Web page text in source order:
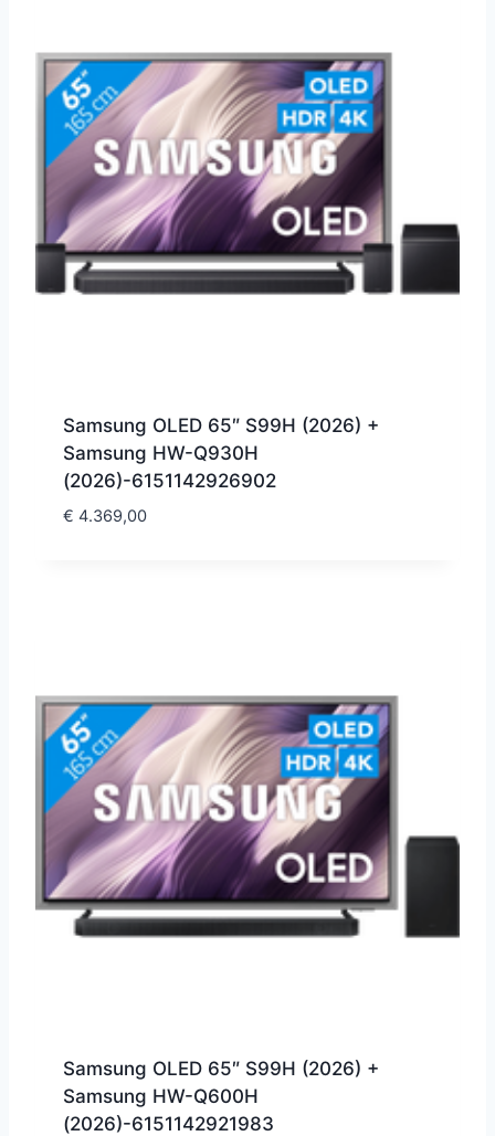
Samsung OLED 65″ S99H (2026) +
Samsung HW-Q930H
(2026)-6151142926902
€ 4.369,00
Samsung OLED 65″ S99H (2026) +
Samsung HW-Q600H
(2026)-6151142921983